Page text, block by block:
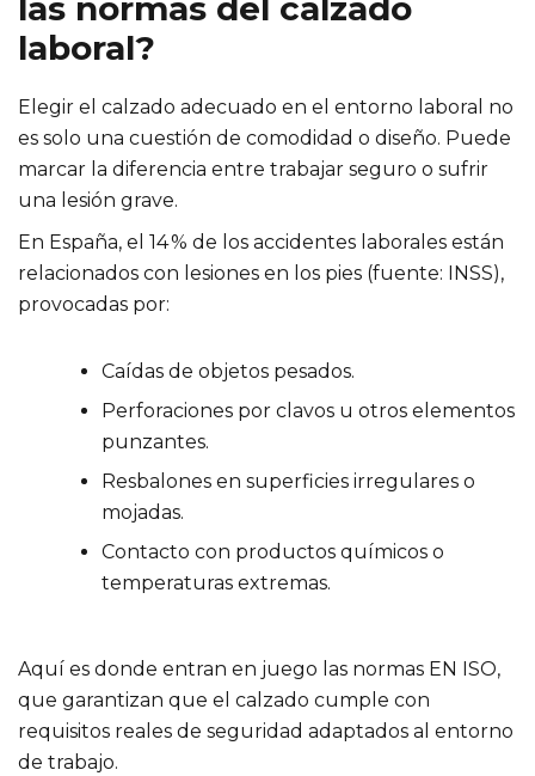
laboral?
Elegir el calzado adecuado en el entorno laboral no
es solo una cuestión de comodidad o diseño. Puede
marcar la diferencia entre trabajar seguro o sufrir
una lesión grave.
En España, el 14 % de los accidentes laborales están
relacionados con lesiones en los pies (fuente: INSS),
provocadas por:
Caídas de objetos pesados.
Perforaciones por clavos u otros elementos
punzantes.
Resbalones en superficies irregulares o
mojadas.
Contacto con productos químicos o
temperaturas extremas.
Aquí es donde entran en juego las normas EN ISO,
que garantizan que el calzado cumple con
requisitos reales de seguridad adaptados al entorno
de trabajo.